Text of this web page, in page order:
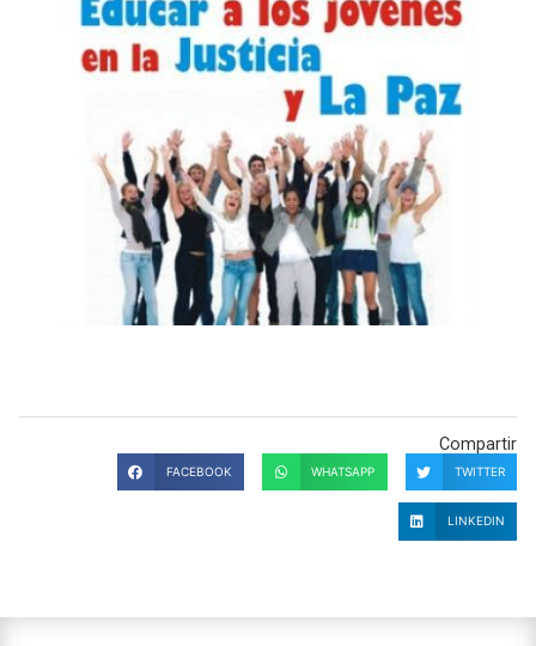
Compartir
FACEBOOK WHATSAPP TWITTER
LINKEDIN